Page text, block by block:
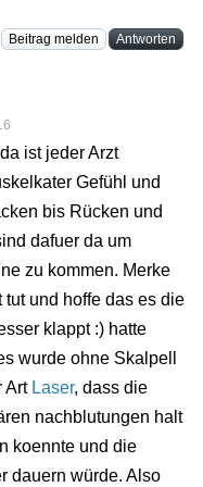
Beitrag melden Antworten
ist jeder Arzt
Gefühl und
bis Rücken und
dafuer da um
zu kommen. Merke
und hoffe das es die
klappt :) hatte
wurde ohne Skalpell
Art Laser, dass die
nachblutungen halt
koennte und die
dauern würde. Also